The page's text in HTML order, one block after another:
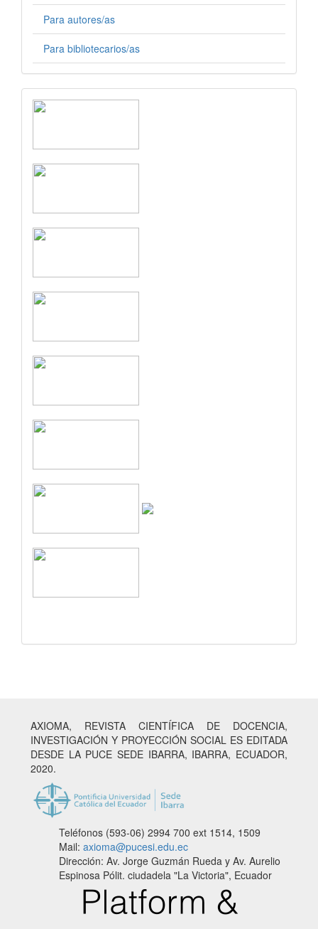
Para autores/as
Para bibliotecarios/as
AXIOMA, REVISTA CIENTÍFICA DE DOCENCIA,
INVESTIGACIÓN Y PROYECCIÓN SOCIAL ES EDITADA
DESDE LA PUCE SEDE IBARRA, IBARRA, ECUADOR,
2020.
Teléfonos (593-06) 2994 700 ext 1514, 1509
Mail: axioma@pucesi.edu.ec
Dirección: Av. Jorge Guzmán Rueda y Av. Aurelio
Espinosa Pólit. ciudadela "La Victoria", Ecuador